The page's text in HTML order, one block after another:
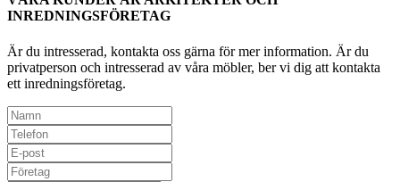
INREDNINGSFÖRETAG
Är du intresserad, kontakta oss gärna för mer information. Är du
privatperson och intresserad av våra möbler, ber vi dig att kontakta
ett inredningsföretag.